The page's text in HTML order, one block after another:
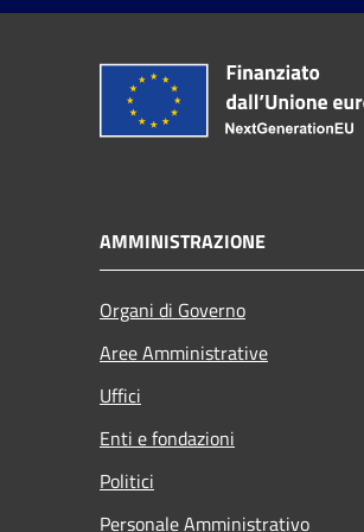
AMMINISTRAZIONE
Organi di Governo
Aree Amministrative
Uffici
Enti e fondazioni
Politici
Personale Amministrativo